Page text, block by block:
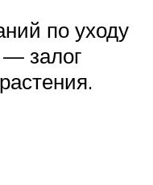
по уходу
— залог